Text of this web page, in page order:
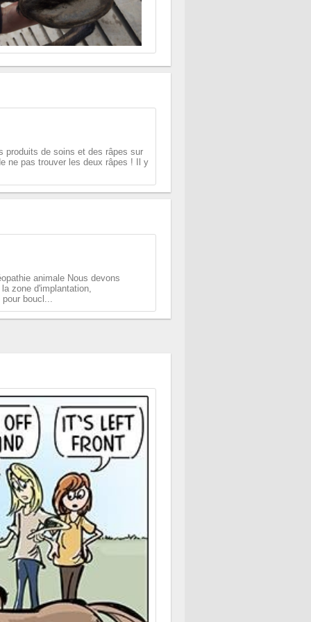
produits de soins et des râpes sur
ne pas trouver les deux râpes ! Il y
animale Nous devons
zone d'implantation,
boucl...